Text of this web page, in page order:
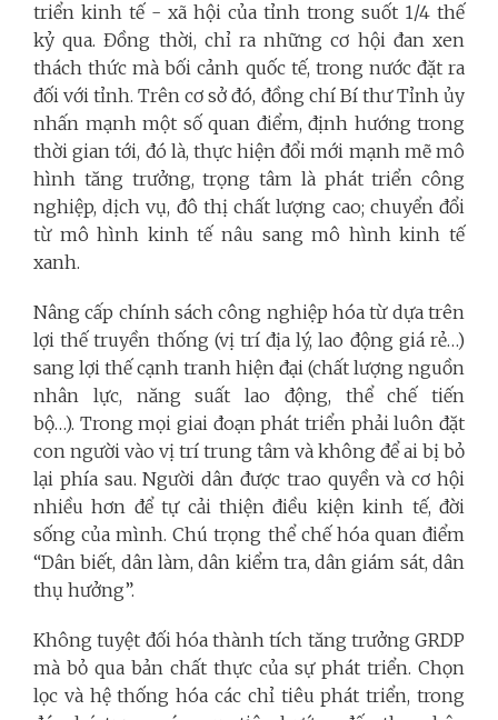
triển kinh tế - xã hội của tỉnh trong suốt 1/4 thế
kỷ qua. Đồng thời, chỉ ra những cơ hội đan xen
thách thức mà bối cảnh quốc tế, trong nước đặt ra
đối với tỉnh. Trên cơ sở đó, đồng chí Bí thư Tỉnh ủy
nhấn mạnh một số quan điểm, định hướng trong
thời gian tới, đó là, thực hiện đổi mới mạnh mẽ mô
hình tăng trưởng, trọng tâm là phát triển công
nghiệp, dịch vụ, đô thị chất lượng cao; chuyển đổi
từ mô hình kinh tế nâu sang mô hình kinh tế
xanh.
Nâng cấp chính sách công nghiệp hóa từ dựa trên
lợi thế truyền thống (vị trí địa lý, lao động giá rẻ…)
sang lợi thế cạnh tranh hiện đại (chất lượng nguồn
nhân lực, năng suất lao động, thể chế tiến
bộ…). Trong mọi giai đoạn phát triển phải luôn đặt
con người vào vị trí trung tâm và không để ai bị bỏ
lại phía sau. Người dân được trao quyền và cơ hội
nhiều hơn để tự cải thiện điều kiện kinh tế, đời
sống của mình. Chú trọng thể chế hóa quan điểm
“Dân biết, dân làm, dân kiểm tra, dân giám sát, dân
thụ hưởng”.
Không tuyệt đối hóa thành tích tăng trưởng GRDP
mà bỏ qua bản chất thực của sự phát triển. Chọn
lọc và hệ thống hóa các chỉ tiêu phát triển, trong